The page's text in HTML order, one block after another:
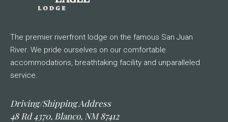
The premier riverfront lodge on the famous San Juan
River. We pride ourselves on our comfortable
accommodations, breathtaking facility and unparalleled
service.
Driving/Shipping Address
48 Rd 4370, Blanco, NM 87412